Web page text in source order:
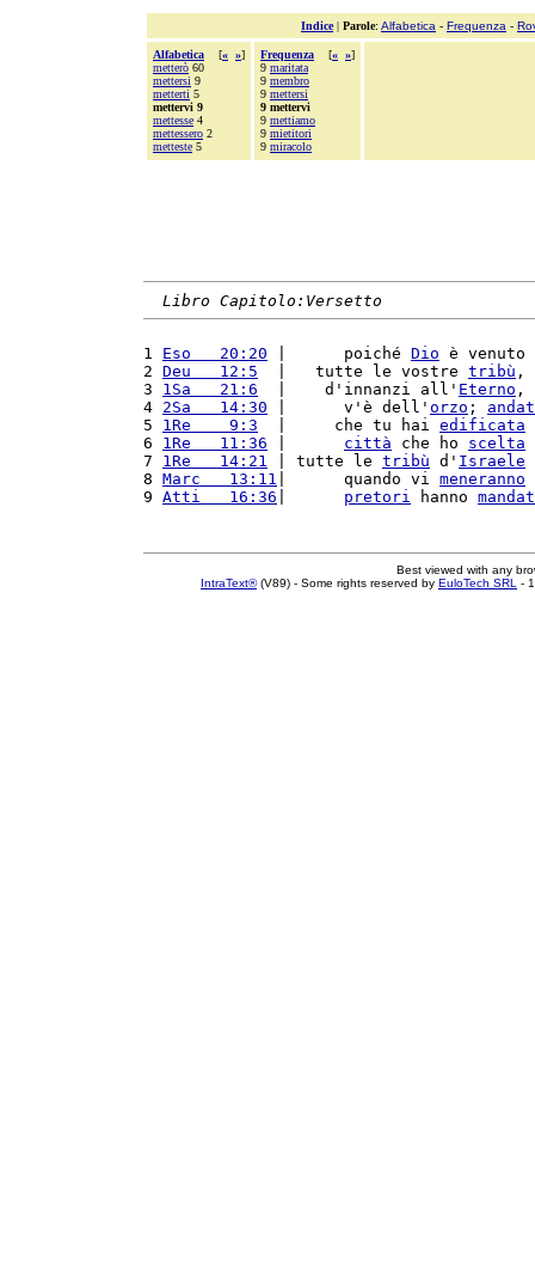
Indice| Parole: Alfabetica - Frequenza -
Alfabetica [« »]
metterò 60
mettersi 9
metterti 5
mettervi 9
mettesse 4
mettessero 2
metteste 5
Frequenza [« »]
9 maritata
9 membro
9 mettersi
9 mettervi
9 mettiamo
9 mietitori
9 miracolo
Libro Capitolo:Versetto
1 Eso   20:20 |      poiché Dio è
2 Deu   12:5
  |   tutte le vostre
tribù ,
3 1Sa   21:6
  |    d'innanzi all'
Eterno ,
4 2Sa   14:30 |      v'è dell' orzo ;
5 1Re    9:3
  |     che tu hai
edificata
6 1Re   11:36 città che ho scelta
7 1Re   14:21 | tutte le tribù d' Israele
8 Marc   13:11 |      quando vi meneranno
9 Atti   16:36 pretori hanno
Best viewed with any
IntraText®(V89) - Some rights reserved by EuloTech SRL -